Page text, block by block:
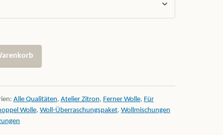
Alle Qualitäten, Atelier Zitron, Ferner Wolle, Für
Wolle, Woll-Überraschungspaket, Wollmischungen